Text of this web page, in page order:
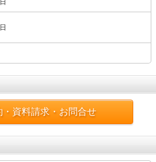
資料請求・お問合せ